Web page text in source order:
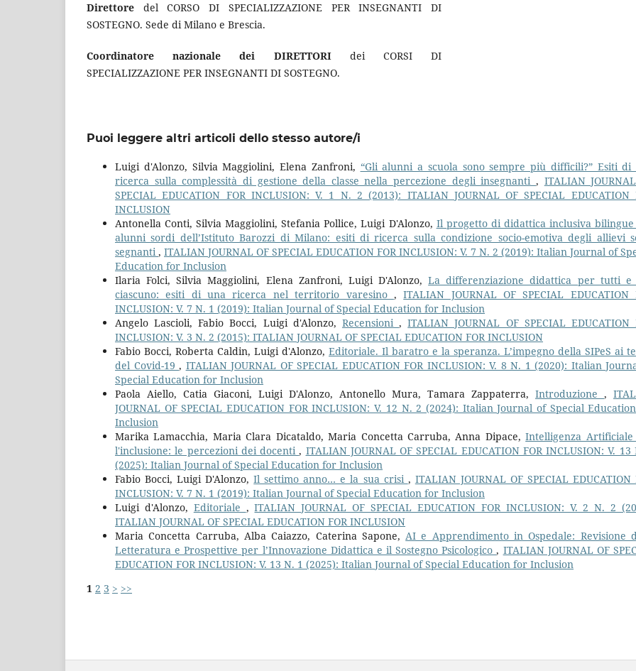
Direttore del CORSO DI SPECIALIZZAZIONE PER INSEGNANTI DI
SOSTEGNO. Sede di Milano e Brescia.
Coordinatore nazionale dei DIRETTORIdei CORSI DI
SPECIALIZZAZIONE PER INSEGNANTI DI SOSTEGNO.
Puoi leggere altri articoli dello stesso autore/i
Luigi d'Alonzo, Silvia Maggiolini, Elena Zanfroni, “Gli alunni a scuola sono sempre più difficili?” Esiti di
ricerca sulla complessità di gestione della classe nella percezione degli insegnanti, ITALIAN
SPECIAL EDUCATION FOR INCLUSION: V. 1 N. 2 (2013): ITALIAN JOURNAL OF SPECIAL EDUCATION
INCLUSION
Antonella Conti, Silvia Maggiolini, Stefania Pollice, Luigi D'Alonzo, Il progetto di didattica inclusiva
alunni sordi dell’Istituto Barozzi di Milano: esiti di ricerca sulla condizione socio-emotiva degli allievi
segnanti, ITALIAN JOURNAL OF SPECIAL EDUCATION FOR INCLUSION: V. 7 N. 2 (2019): Italian Journal of
Education for Inclusion
Ilaria Folci, Silvia Maggiolini, Elena Zanfroni, Luigi D'Alonzo,La differenziazione didattica per tutti e
ciascuno: esiti di una ricerca nel territorio varesino ,ITALIAN JOURNAL OF SPECIAL EDUCATION
INCLUSION: V. 7 N. 1 (2019): Italian Journal of Special Education for Inclusion
Angelo Lascioli, Fabio Bocci, Luigi d'Alonzo, Recensioni,ITALIAN JOURNAL OF SPECIAL EDUCATION
INCLUSION: V. 3 N. 2 (2015): ITALIAN JOURNAL OF SPECIAL EDUCATION FOR INCLUSION
Fabio Bocci, Roberta Caldin, Luigi d'Alonzo, Editoriale. Il baratro e la speranza. L’impegno della SIPeS ai
del Covid-19, ITALIAN JOURNAL OF SPECIAL EDUCATION FOR INCLUSION: V. 8 N. 1 (2020): Italian
Special Education for Inclusion
Paola Aiello, Catia Giaconi, Luigi D'Alonzo, Antonello Mura, Tamara Zappaterra, Introduzione ,
JOURNAL OF SPECIAL EDUCATION FOR INCLUSION: V. 12 N. 2 (2024): Italian Journal of Special
Inclusion
Marika Lamacchia, Maria Clara Dicataldo, Maria Concetta Carruba, Anna Dipace,Intelligenza
l'inclusione: le percezioni dei docenti, ITALIAN JOURNAL OF SPECIAL EDUCATION FOR INCLUSION: V. 13
(2025): Italian Journal of Special Education for Inclusion
Fabio Bocci, Luigi D'Alonzo,Il settimo anno… e la sua crisi , ITALIAN JOURNAL OF SPECIAL EDUCATION
INCLUSION: V. 7 N. 1 (2019): Italian Journal of Special Education for Inclusion
Luigi d'Alonzo, Editoriale ,ITALIAN JOURNAL OF SPECIAL EDUCATION FOR INCLUSION: V. 2 N. 2
ITALIAN JOURNAL OF SPECIAL EDUCATION FOR INCLUSION
Maria Concetta Carruba, Alba Caiazzo, Caterina Sapone,AI e Apprendimento in Ospedale: Revisione
Letteratura e Prospettive per l’Innovazione Didattica e il Sostegno Psicologico, ITALIAN JOURNAL OF
EDUCATION FOR INCLUSION: V. 13 N. 1 (2025): Italian Journal of Special Education for Inclusion
1 2 3 > >>